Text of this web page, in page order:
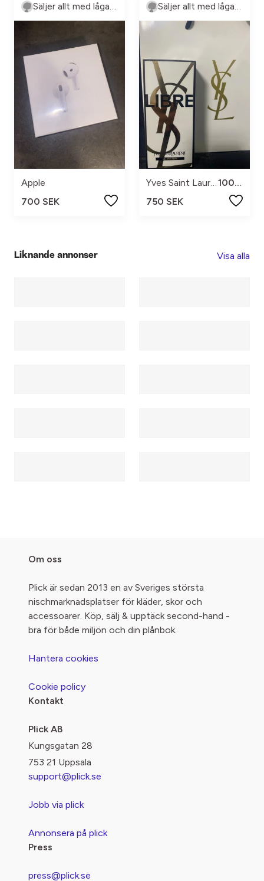
Säljer allt med låga priser
Apple
700 SEK
Säljer allt med låga priser
Yves Saint Laurent
100ml
750 SEK
Liknande annonser Visa alla
Om oss
Plick är sedan 2013 en av Sveriges största
nischmarknadsplatser för kläder, skor och
accessoarer. Köp, sälj & upptäck second-hand -
bra för både miljön och din plånbok.
Hantera cookies
Cookie policy
Kontakt
Plick AB
Kungsgatan 28
753 21 Uppsala
support@plick.se
Jobb via plick
Annonsera på plick
Press
press@plick.se